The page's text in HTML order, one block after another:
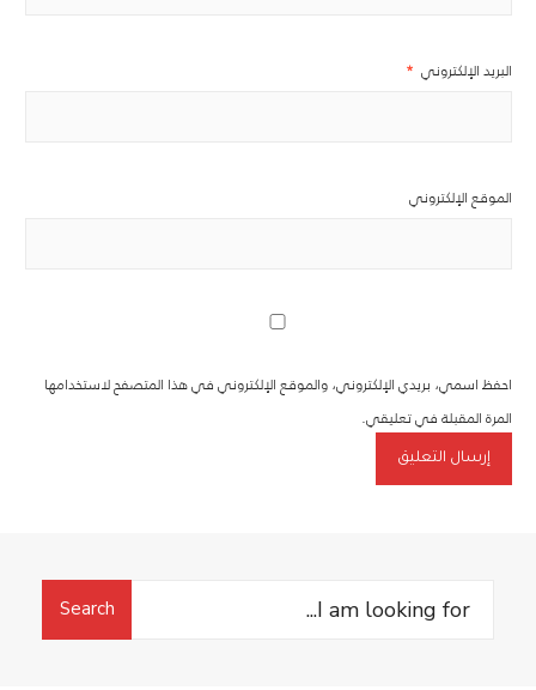
البريد الإلكتروني *
الموقع الإلكتروني
احفظ اسمي، بريدي الإلكتروني، والموقع الإلكتروني في هذا المتصفح لاستخدامها
المرة المقبلة في تعليقي.
Search
Search